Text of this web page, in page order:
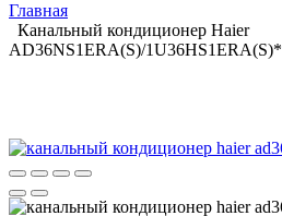
Главная
Канальный кондиционер Haier
AD36NS1ERA(S)/1U36HS1ERA(S)*